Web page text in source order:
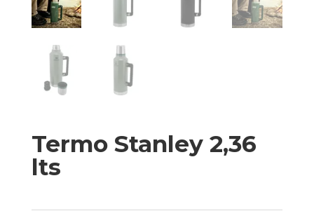
Termo Stanley 2,36
lts